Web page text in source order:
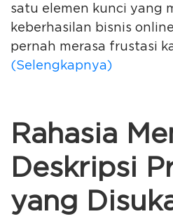
satu elemen kunci yang
keberhasilan bisnis
pernah merasa frustasi
(Selengkapnya)
Rahasia
Deskripsi
yang